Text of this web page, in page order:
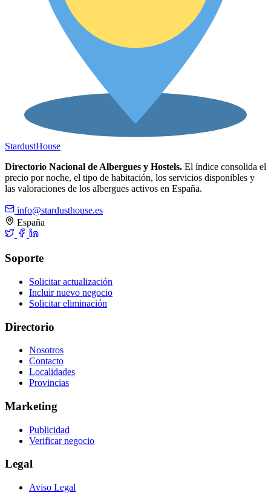
StardustHouse
Directorio Nacional de Albergues y Hostels. El índice consolida el
precio por noche, el tipo de habitación, los servicios disponibles y
las valoraciones de los albergues activos en España.
info@stardusthouse.es
España
Soporte
Solicitar actualización
Incluir nuevo negocio
Solicitar eliminación
Directorio
Nosotros
Contacto
Localidades
Provincias
Marketing
Publicidad
Verificar negocio
Legal
Aviso Legal